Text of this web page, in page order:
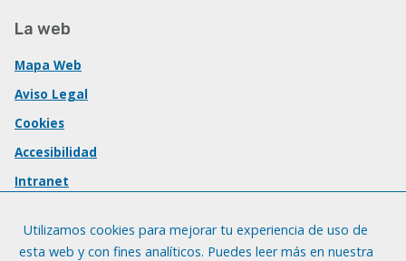
La web
Mapa Web
Aviso Legal
Cookies
Accesibilidad
Intranet
Utilizamos cookies para mejorar tu experiencia de uso de
esta web y con fines analíticos. Puedes leer más en nuestra